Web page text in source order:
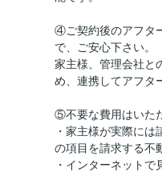
④ご契約後のアフタ
で、ご安心下さい。
家主様、管理会社と
め、連携してアフタ
⑤不要な費用はいた
・家主様が実際に
の項目を請求する不
・インターネット